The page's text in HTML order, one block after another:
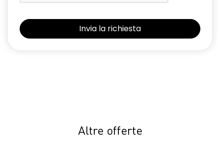
Sedili con sistema isofix
Selleria Stepway in tessuto blu e nero
Altre offerte